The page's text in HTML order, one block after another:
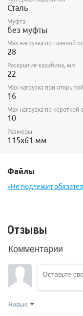
Сталь
Муфта
без муфты
Max нагрузка по главной
28
Раскрытие карабина, мм
22
Max нагрузка при
16
Max нагрузка по короткой
10
Размеры
115х61 мм
Файлы
«Не подлежит
Отзывы
Комментарии
Новые